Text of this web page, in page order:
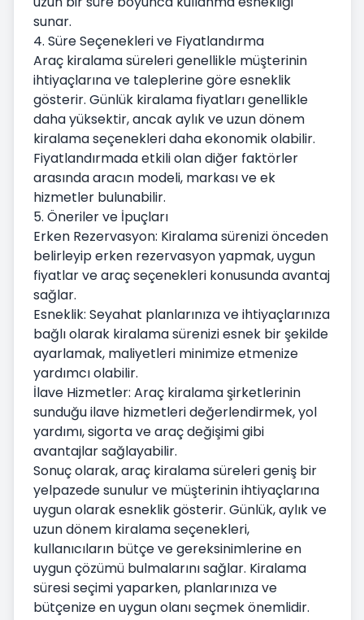
sunar.
4. Süre Seçenekleri ve Fiyatlandırma
Araç kiralama süreleri genellikle müşterinin
ihtiyaçlarına ve taleplerine göre esneklik
gösterir. Günlük kiralama fiyatları genellikle
daha yüksektir, ancak aylık ve uzun dönem
kiralama seçenekleri daha ekonomik olabilir.
Fiyatlandırmada etkili olan diğer faktörler
arasında aracın modeli, markası ve ek
hizmetler bulunabilir.
5. Öneriler ve İpuçları
Erken Rezervasyon: Kiralama sürenizi önceden
belirleyip erken rezervasyon yapmak, uygun
fiyatlar ve araç seçenekleri konusunda avantaj
sağlar.
Esneklik: Seyahat planlarınıza ve ihtiyaçlarınıza
bağlı olarak kiralama sürenizi esnek bir şekilde
ayarlamak, maliyetleri minimize etmenize
yardımcı olabilir.
İlave Hizmetler: Araç kiralama şirketlerinin
sunduğu ilave hizmetleri değerlendirmek, yol
yardımı, sigorta ve araç değişimi gibi
avantajlar sağlayabilir.
Sonuç olarak, araç kiralama süreleri geniş bir
yelpazede sunulur ve müşterinin ihtiyaçlarına
uygun olarak esneklik gösterir. Günlük, aylık ve
uzun dönem kiralama seçenekleri,
kullanıcıların bütçe ve gereksinimlerine en
uygun çözümü bulmalarını sağlar. Kiralama
süresi seçimi yaparken, planlarınıza ve
bütçenize en uygun olanı seçmek önemlidir.